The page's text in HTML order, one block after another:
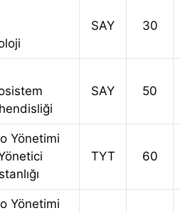
SAY 30
SAY 50
Yönetimi
TYT 60
Yönetimi